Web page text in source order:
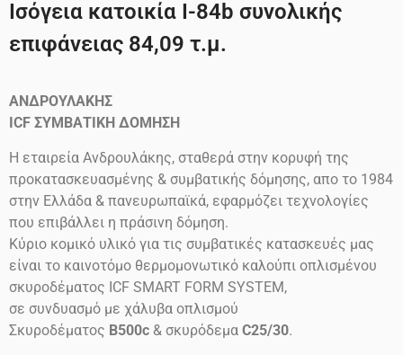
Ισόγεια κατοικία I-84b συνολικής
επιφάνειας 84,09 τ.μ.
ΑΝΔΡΟΥΛΑΚΗΣ
ICF ΣΥΜΒΑΤΙΚΗ ΔΟΜΗΣΗ
Η εταιρεία Ανδρουλάκης, σταθερά στην κορυφή της
προκατασκευασμένης & συμβατικής δόμησης, απο το 1984
στην Ελλάδα & πανευρωπαϊκά, εφαρμόζει τεχνολογίες
που επιβάλλει η πράσινη δόμηση.
Κύριο κομικό υλικό για τις συμβατικές κατασκευές μας
είναι το καινοτόμο θερμομονωτικό καλούπι οπλισμένου
σκυροδέματος ICF SMART FORM SYSTEM,
σε συνδυασμό με χάλυβα οπλισμού
Σκυροδέματος B500c & σκυρόδεμα C25/30.